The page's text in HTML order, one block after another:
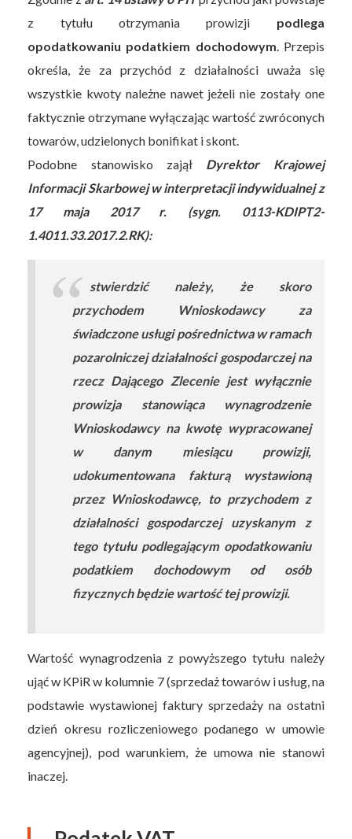
z tytułu otrzymania prowizji podlega
opodatkowaniu podatkiem dochodowym . Przepis
określa, że za przychód z działalności uważa się
wszystkie kwoty należne nawet jeżeli nie zostały one
faktycznie otrzymane wyłączając wartość zwróconych
towarów, udzielonych bonifikat i skont.
Podobne stanowisko zajął Dyrektor Krajowej
Informacji Skarbowej w interpretacji indywidualnej z
17 maja 2017 r. (sygn. 0113-KDIPT2-
1.4011.33.2017.2.RK):
stwierdzić należy, że skoro
przychodem Wnioskodawcy za
świadczone usługi pośrednictwa w ramach
pozarolniczej działalności gospodarczej na
rzecz Dającego Zlecenie jest wyłącznie
prowizja stanowiąca wynagrodzenie
Wnioskodawcy na kwotę wypracowanej
w danym miesiącu prowizji,
udokumentowana fakturą wystawioną
przez Wnioskodawcę, to przychodem z
działalności gospodarczej uzyskanym z
tego tytułu podlegającym opodatkowaniu
podatkiem dochodowym od osób
fizycznych będzie wartość tej prowizji.
Wartość wynagrodzenia z powyższego tytułu należy
ująć w KPiR w kolumnie 7 (sprzedaż towarów i usług, na
podstawie wystawionej faktury sprzedaży na ostatni
dzień okresu rozliczeniowego podanego w umowie
agencyjnej), pod warunkiem, że umowa nie stanowi
inaczej.